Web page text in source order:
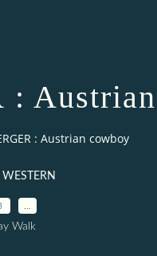
: Austrian cowboy
WESTERN
Walk